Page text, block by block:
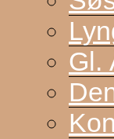
Gl.